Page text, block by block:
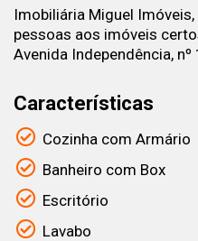
Imobiliária Miguel
pessoas aos imóveis
Avenida Independência,
Características
Cozinha com Armário
Banheiro com Box
Escritório
Lavabo